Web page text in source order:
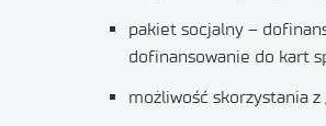
pakiet socjalny –
dofinansowanie do kart
możliwość skorzystania